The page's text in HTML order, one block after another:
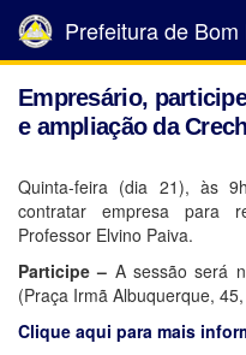
Prefeitura de
Empresário,
e ampliação da
Quinta-feira (dia 21), às
contratar empresa para
Professor Elvino Paiva.
Participe – A sessão será
(Praça Irmã Albuquerque,
Clique aqui para mais